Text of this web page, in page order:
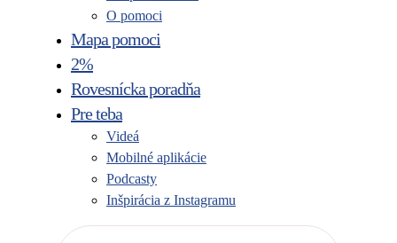
O pomoci
Mapa pomoci
2%
Rovesnícka poradňa
Pre teba
Videá
Mobilné aplikácie
Podcasty
Inšpirácia z Instagramu